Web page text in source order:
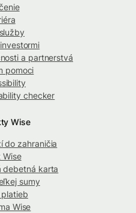
a partnerstvá
pomoci
checker
Wise
do zahraničia
Wise
debetná karta
sumy
platieb
Wise